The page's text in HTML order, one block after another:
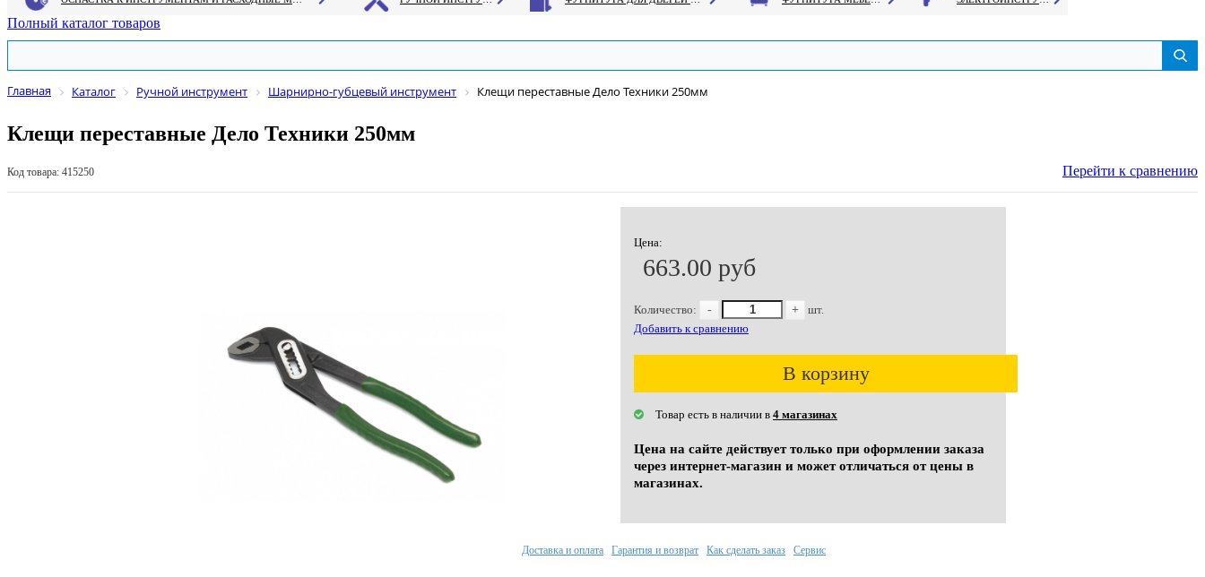
Полный каталог товаров
Главная Каталог Ручной инструмент Шарнирно-губцевый инструмент Клещи переставные Дело Техники 250мм
Клещи переставные Дело Техники 250мм
Код товара: 415250 Перейти к сравнению
Цена:
663.00 руб
Количество: - +
шт.
Добавить к сравнению
В корзину
Товар есть в наличии в 4 магазинах
Цена на сайте действует только при оформлении заказа
через интернет-магазин и может отличаться от цены в
магазинах.
Доставка и оплата Гарантия и возврат Как сделать заказ Сервис